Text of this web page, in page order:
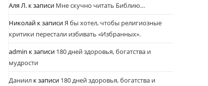
Аля Л. к записи Мне скучно читать Библию…
Николай к записиЯ бы хотел, чтобы религиозные
критики перестали избивать «Избранных».
admin к записи 180 дней здоровья, богатства и
мудрости
Даниил к записи 180 дней здоровья, богатства и